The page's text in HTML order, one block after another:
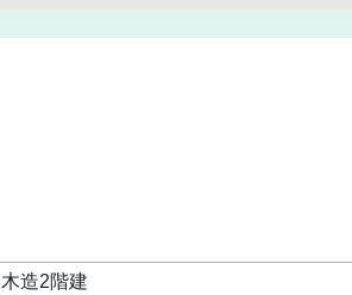
木造2階建